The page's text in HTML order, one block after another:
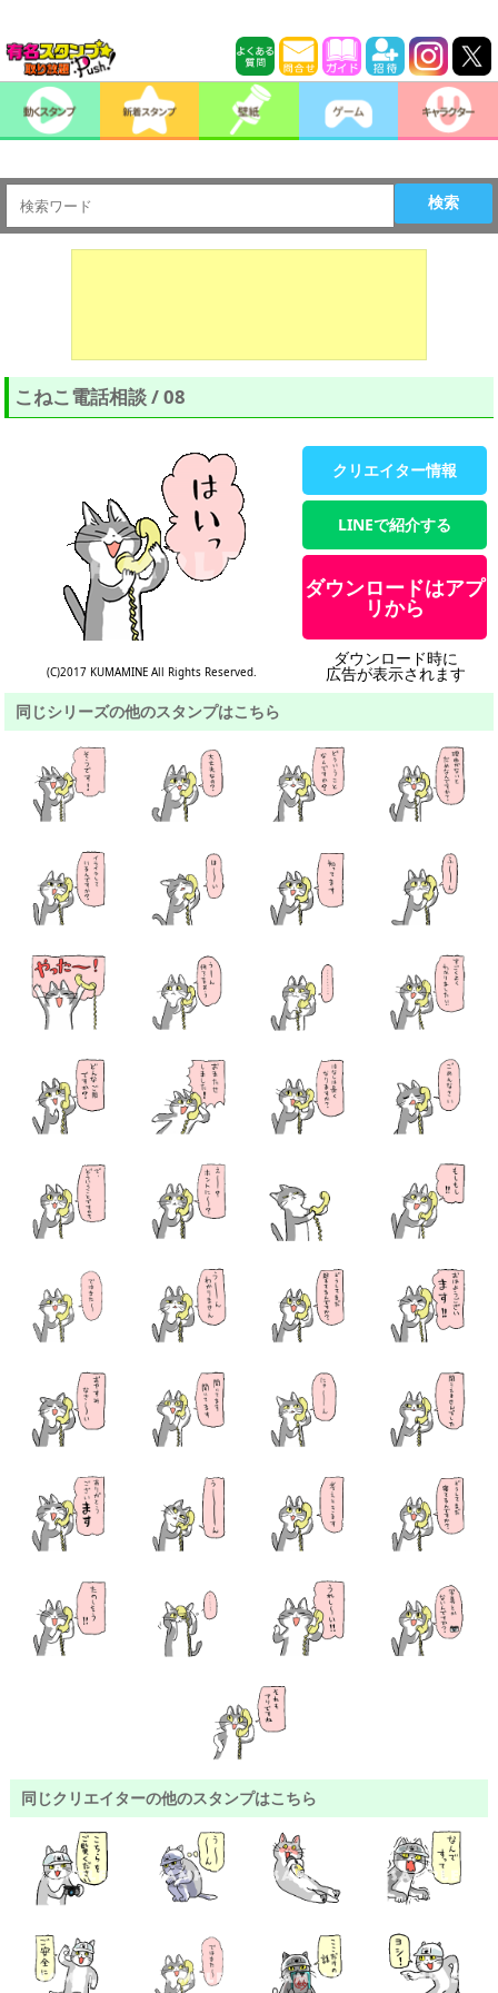
検索
こねこ電話相談 / 08
(C)2017 KUMAMINE All Rights Reserved.
クリエイター情報
LINEで紹介する
ダウンロードはアプ
リから
ダウンロード時に
広告が表示されます
同じシリーズの他のスタンプはこちら
同じクリエイターの他のスタンプはこちら